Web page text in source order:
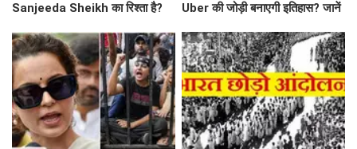
Sanjeeda Sheikh का रिश्ता है?
Uber की जोड़ी बनाएगी इतिहास? जानें